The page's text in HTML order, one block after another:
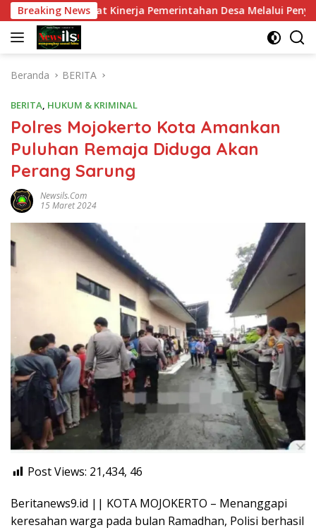
Langsung
ke
konten
Breaking News
Perkuat Kinerja Pemerintahan Desa Melalui Penyegaran
Beranda BERITA
BERITA, HUKUM & KRIMINAL
Polres Mojokerto Kota Amankan
Puluhan Remaja Diduga Akan
Perang Sarung
Newsils.com
15 Maret 2024
Post Views: 21,434, 46
Beritanews9.id || KOTA MOJOKERTO – Menanggapi
keresahan warga pada bulan Ramadhan, Polisi berhasil